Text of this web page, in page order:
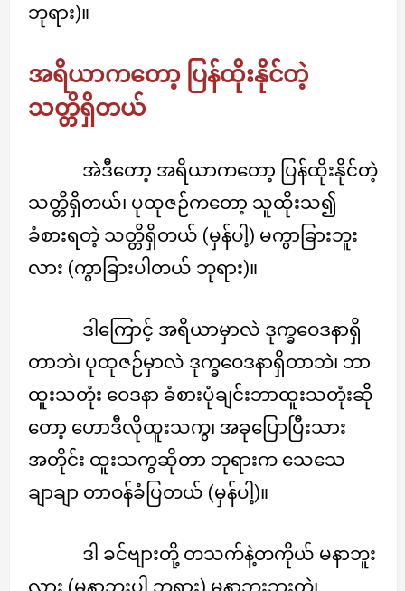
ဘုရား)။
အရိယာကတော့ ပြန်ထိုးနိုင်တဲ့
သတ္တိရှိတယ်
အဲဒီတော့ အရိယာကတော့ ပြန်ထိုးနိုင်တဲ့
သတ္တိရှိတယ်၊ ပုထုဇဉ်ကတော့ သူထိုးသ၍
ခံစားရတဲ့ သတ္တိရှိတယ် (မှန်ပါ့) မကွာခြားဘူး
လား (ကွာခြားပါတယ် ဘုရား)။
ဒါကြောင့် အရိယာမှာလဲ ဒုက္ခဝေဒနာရှိ
တာဘဲ၊ ပုထုဇဉ်မှာလဲ ဒုက္ခဝေဒနာရှိတာဘဲ၊ ဘာ
ထူးသတုံး ဝေဒနာ ခံစားပုံချင်းဘာထူးသတုံးဆို
တော့ ဟောဒီလိုထူးသကွ၊ အခုပြောပြီးသား
အတိုင်း ထူးသကွဆိုတာ ဘုရားက သေသေ
ချာချာ တာဝန်ခံပြတယ် (မှန်ပါ့)။
ဒါ ခင်ဗျားတို့ တသက်နဲ့တကိုယ် မနာဘူး
လား (မနာဘူးပါ ဘုရား) မနာဘူးဘူးတဲ့၊